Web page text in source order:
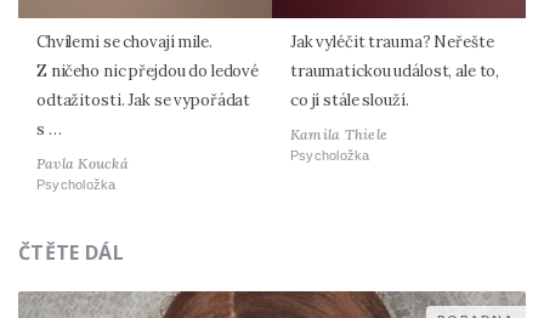
Chvílemi se chovají mile.
Z ničeho nic přejdou do ledové
odtažitosti. Jak se vypořádat
s …
Pavla Koucká
Psycholožka
Jak vyléčit trauma? Neřešte
traumatickou událost, ale to,
co jí stále slouží.
Kamila Thiele
Psycholožka
ČTĚTE DÁL